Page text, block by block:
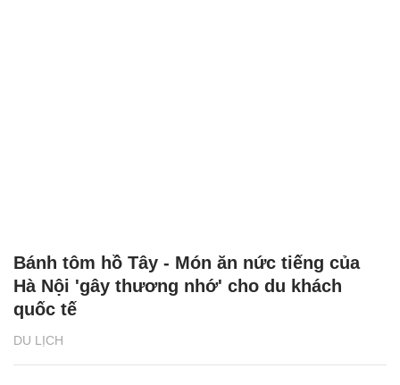
DU LỊCH
Bánh tôm hồ Tây - Món ăn nức tiếng của
Hà Nội 'gây thương nhớ' cho du khách
quốc tế